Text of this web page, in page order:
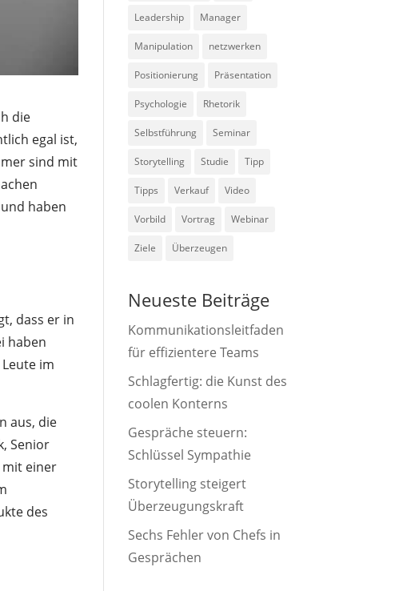
die
egal ist,
sind mit
haben
dass er in
haben
im
aus, die
Senior
mit einer
des
Leadership Manager
Manipulation netzwerken
Positionierung Präsentation
Psychologie Rhetorik
Selbstführung Seminar
Storytelling Studie Tipp
Tipps Verkauf Video
Vorbild Vortrag Webinar
Ziele Überzeugen
Neueste Beiträge
Kommunikationsleitfaden
für effizientere Teams
Schlagfertig: die Kunst des
coolen Konterns
Gespräche steuern:
Schlüssel Sympathie
Storytelling steigert
Überzeugungskraft
Sechs Fehler von Chefs in
Gesprächen